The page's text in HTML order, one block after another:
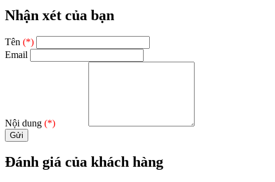
Nhận xét của bạn
Tên (*)
Email
Nội dung (*)
Đánh giá của khách hàng